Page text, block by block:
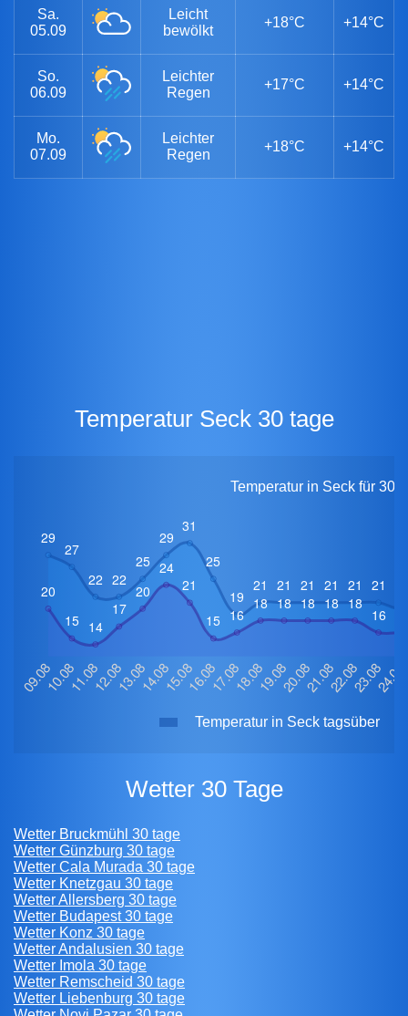
Sa.
05.09
Leicht
bewölkt
+18°C +14°C
So.
06.09
Leichter
Regen
+17°C +14°C
Mo.
07.09
Leichter
Regen
+18°C +14°C
Temperatur Seck 30 tage
Temperatur in Seck für 30
Temperatur in Seck tagsüber
Wetter 30 Tage
Wetter Bruckmühl 30 tage
Wetter Günzburg 30 tage
Wetter Cala Murada 30 tage
Wetter Knetzgau 30 tage
Wetter Allersberg 30 tage
Wetter Budapest 30 tage
Wetter Konz 30 tage
Wetter Andalusien 30 tage
Wetter Imola 30 tage
Wetter Remscheid 30 tage
Wetter Liebenburg 30 tage